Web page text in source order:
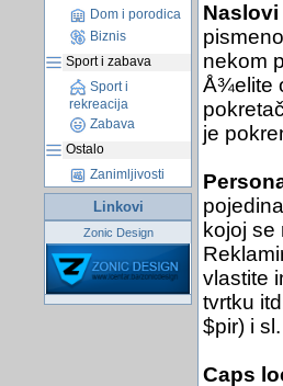
Dom i porodica
Biznis
Sport i zabava
Sport i
rekreacija
Zabava
Ostalo
Zanimljivosti
Linkovi
Zonic Design
Naslovi
nekom
Å¾elite
je
kojoj
vlastite
tvrtku
$pir) i sl.
Caps